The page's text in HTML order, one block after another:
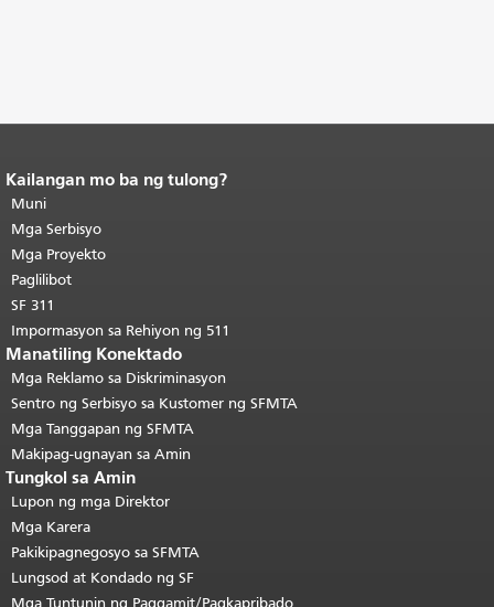
Katapusan ng nilalaman ng
pahina.
pahinang ito ay nauulit sa bawat
pahina.Bumalik sa tuktok ng
pangunahing nilalaman
Kailangan mo ba ng tulong?
Muni
Mga Serbisyo
Mga Proyekto
Paglilibot
SF 311
Impormasyon sa Rehiyon ng 511
Manatiling Konektado
Mga Reklamo sa Diskriminasyon
Sentro ng Serbisyo sa Kustomer ng SFMTA
Mga Tanggapan ng SFMTA
Makipag-ugnayan sa Amin
Tungkol sa Amin
Lupon ng mga Direktor
Mga Karera
Pakikipagnegosyo sa SFMTA
Lungsod at Kondado ng SF
Mga Tuntunin ng Paggamit/Pagkapribado